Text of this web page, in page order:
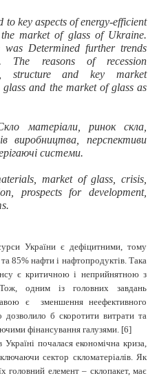
to key aspects of energy-efficient
market of glass of Ukraine.
Determined further trends
The reasons of recession
structure and key market
and the market of glass as
кло матеріали, ринок скла,
виробництва, перспективи
системи.
market of glass, crisis,
prospects for development,
України є дефіцитними, тому
85% нафти і нафтопродуктів. Така
є критичною і неприйнятною з
одним із головних завдань
є зменшення неефективного
б скоротити витрати та
фінансування галузями. [6]
почалася економічна криза,
сектор скломатеріалів. Як
головний елемент – склопакет, має